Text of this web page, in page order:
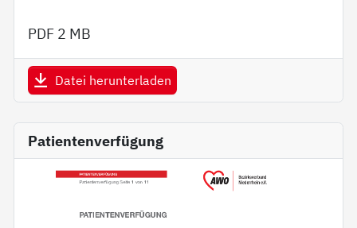
PDF 2 MB
Datei herunterladen
Patientenverfügung